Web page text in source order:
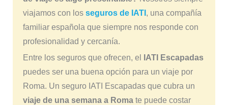
viajamos con los seguros de IATI , una compañía
familiar española que siempre nos responde con
profesionalidad y cercanía.
Entre los seguros que ofrecen, el
IATI Escapadas
puedes ser una buena opción para un viaje por
Roma. Un seguro IATI Escapadas que cubra un
viaje de una semana a Romate puede costar